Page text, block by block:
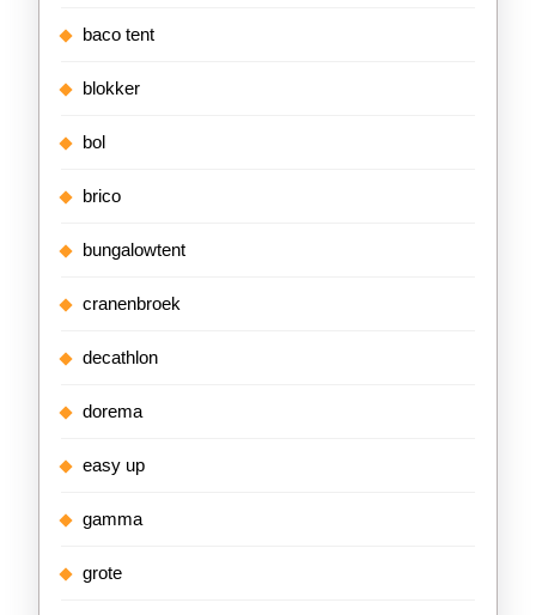
baco tent
blokker
bol
brico
bungalowtent
cranenbroek
decathlon
dorema
easy up
gamma
grote